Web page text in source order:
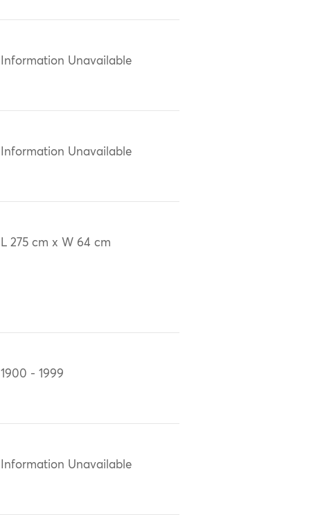
Information Unavailable
Information Unavailable
L 275 cm x W 64 cm
1900 - 1999
Information Unavailable